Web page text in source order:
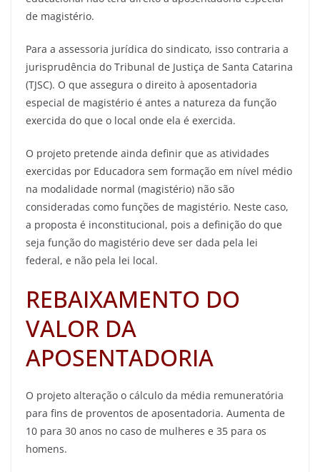
de magistério.
Para a assessoria jurídica do sindicato, isso contraria a
jurisprudência do Tribunal de Justiça de Santa Catarina
(TJSC). O que assegura o direito à aposentadoria
especial de magistério é antes a natureza da função
exercida do que o local onde ela é exercida.
O projeto pretende ainda definir que as atividades
exercidas por Educadora sem formação em nível médio
na modalidade normal (magistério) não são
consideradas como funções de magistério. Neste caso,
a proposta é inconstitucional, pois a definição do que
seja função do magistério deve ser dada pela lei
federal, e não pela lei local.
REBAIXAMENTO DO
VALOR DA
APOSENTADORIA
O projeto alteração o cálculo da média remuneratória
para fins de proventos de aposentadoria. Aumenta de
10 para 30 anos no caso de mulheres e 35 para os
homens.